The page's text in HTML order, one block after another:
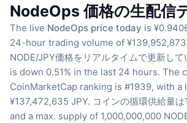
NodeOps 価格の生配信
The live NodeOps price today is
24-hour trading volume of ¥139,952,873
NODE/JPY価格をリアルタイムで更新して
is down 0.51% in the last 24 hours. The
CoinMarketCap ranking is #1939, with a
¥137,472,635 JPY. コインの循環供給量
and a max. supply of 1,000,000,000